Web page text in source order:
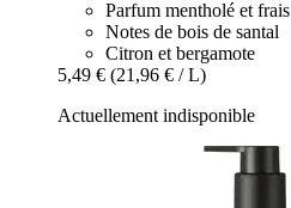
Parfum mentholé et frais
Notes de bois de santal
Citron et bergamote
5,49 € (21,96 € / L)
Actuellement indisponible